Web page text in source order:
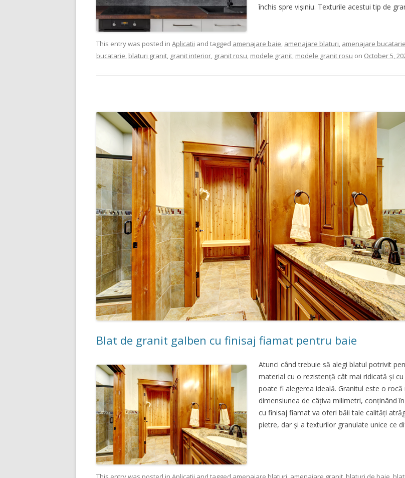
închis spre vișiniu. Texturile acestui tip de
This entry was posted in Aplicatii and tagged amenajare baie, amenajare blaturi, amenajare bucatarie
bucatarie, blaturi granit, granit interior, granit rosu, modele granit, modele granit rosu on October 5,
Blat de granit galben cu finisaj fiamat pentru baie
Atunci când trebuie să alegi blatul potrivit
material cu o rezistență cât mai ridicată și
poate fi alegerea ideală. Granitul este o
dimensiunea de câțiva milimetri, conținând
cu finisaj fiamat va oferi băii tale calități
pietre, dar și a texturilor granulate unice ce